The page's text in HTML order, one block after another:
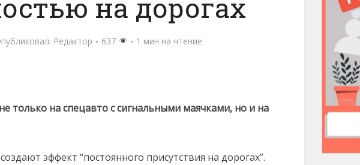
на дорогах
Редактор 637 1 мин на чтение
только на спецавто с сигнальными маячками, но и на
эффект “постоянного присутствия на дорогах”.